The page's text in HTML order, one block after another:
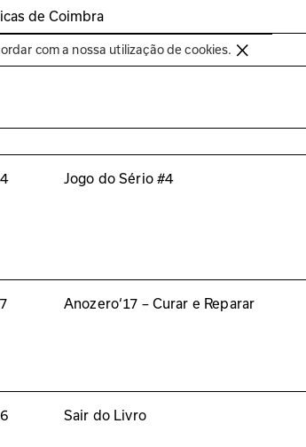
de Coimbra
Bienal de Coimbra
com a nossa utilização de cookies.
Jogo do Sério #4
Anozero‘17 – Curar e Reparar
Sair do Livro